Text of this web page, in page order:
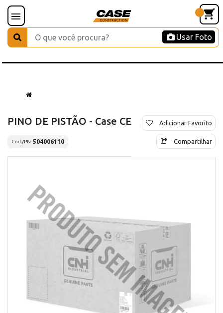
Usar Foto
PINO DE PISTÃO - Case CE
Cód./PN 504006110
Adicionar Favorito
Compartilhar